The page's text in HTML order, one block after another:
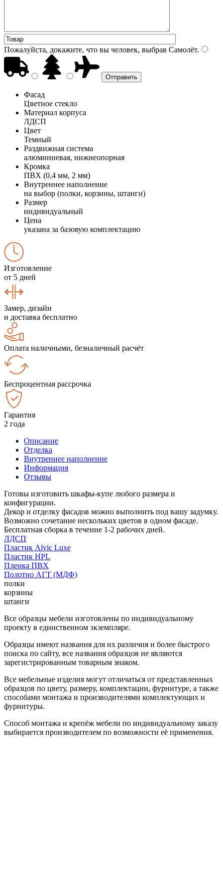
Пожалуйста, докажите, что вы человек, выбрав Самолёт.
Фасад
Цветное стекло
Материал корпуса
ЛДСП
Цвет
Темный
Раздвижная система
алюминиевая, нижнеопорная
Кромка
ПВХ (0,4 мм, 2 мм)
Внутреннее наполнение
на выбор (полки, корзины, штанги)
Размер
индивидуальный
Цена
указана за базовую комплектацию
Изготовление
от 5 дней
Замер, дизайн
и доставка бесплатно
Оплата наличными, безналичный расчёт
Беспроцентная рассрочка
Гарантия
2 года
Описание
Отделка
Внутреннее наполнение
Информация
Отзывы
Готовы изготовить шкафы-купе любого размера и
конфигурации.
Декор и отделку фасадов можно выполнить под вашу задумку.
Возможно сочетание нескольких цветов в одном фасаде.
Бесплатная сборка в течение 1-2 рабочих дней.
ЛДСП
Пластик Alvic Luxe
Пластик HPL
Пленка ПВХ
Полотно АГТ (МДФ)
полки
корзины
штанги
Все образцы мебели изготовлены по индивидуальному
проекту в единственном экземпляре.
Образцы имеют названия для их различия и более быстрого
поиска по сайту, все названия образцов не являются
зарегистрированным товарным знаком.
Все мебельные изделия могут отличаться от представленных
образцов по цвету, размеру, комплектации, фурнитуре, а также
способами монтажа и производителями комплектующих и
фурнитуры.
Способ монтажа и крепёж мебели по индивидуальному заказу
выбирается производителем по возможности её применения.